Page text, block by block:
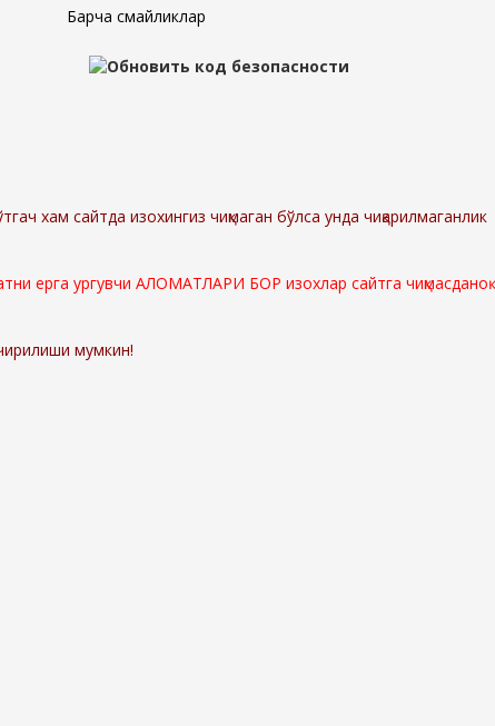
Барча смайликлар
хам сайтда изохингиз чиқмаган бўлса унда чиқарилмаганлик
ерга ургувчи АЛОМАТЛАРИ БОР изохлар сайтга чиқмасданоқ
мумкин!